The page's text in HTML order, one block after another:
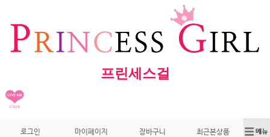
프린세스걸
로그인 마이페이지 장바구니 최근본상품